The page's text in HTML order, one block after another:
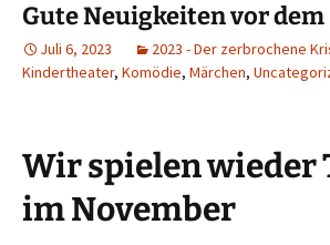
Gute Neuigkeiten vor
Juli 6, 2023 2023 - Der zerbrochene
Kindertheater, Komödie, Märchen,
Wir spielen wieder
im November